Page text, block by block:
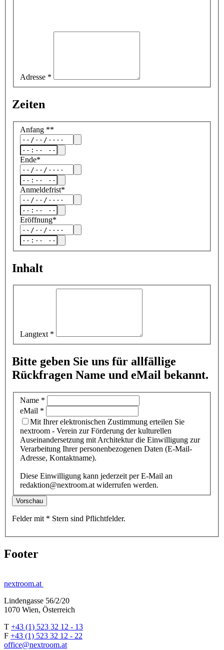
Adresse *
Zeiten
Anfang **
Ende*
Anmeldefrist*
Eröffnung*
Inhalt
Langtext *
Bitte geben Sie uns für allfällige
Rückfragen Name und eMail bekannt.
Name *
eMail *
Mit Ihrer elektronischen Zustimmung erteilen Sie
nextroom - Verein zur Förderung der kulturellen
Auseinandersetzung mit Architektur die Einwilligung zur
Verarbeitung Ihrer personenbezogenen Daten (E-Mail-
Adresse, Kontaktname).
Diese Einwilligung kann jederzeit per E-Mail an
redaktion@nextroom.at widerrufen werden.
Vorschau
Felder mit * Stern sind Pflichtfelder.
Footer
nextroom.at
Lindengasse 56/2/20
1070 Wien, Österreich
T +43 (1) 523 32 12 - 13
F +43 (1) 523 32 12 - 22
office@nextroom.at